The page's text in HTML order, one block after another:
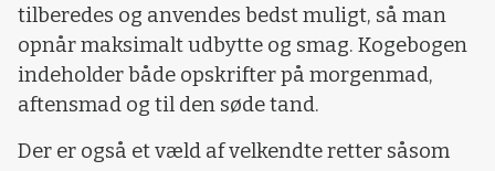
tilberedes og anvendes bedst muligt, så man
opnår maksimalt udbytte og smag. Kogebogen
indeholder både opskrifter på morgenmad,
aftensmad og til den søde tand.
Der er også et væld af velkendte retter såsom